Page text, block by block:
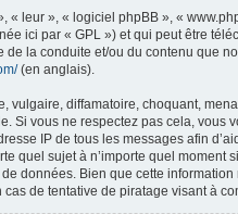
leur », « logiciel phpBB », «
ici par « GPL ») et qui peut être
la conduite et/ou du contenu que
(en anglais).
diffamatoire, choquant,
Si vous ne respectez pas cela,
IP de tous les messages afin
quel sujet à n’importe quel
données. Bien que cette
de tentative de piratage visant à